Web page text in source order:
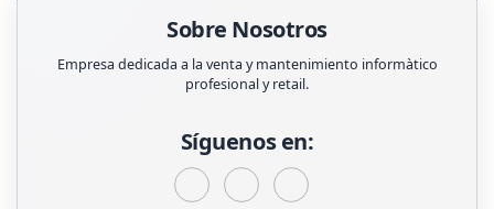
Sobre Nosotros
Empresa dedicada a la venta y mantenimiento informàtico
profesional y retail.
Síguenos en: